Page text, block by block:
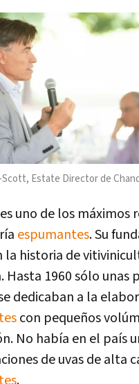
Estate Director de
uno de los máximos
espumantes. Su
la historia de
Hasta 1960 sólo unas
dedicaban a la
con pequeños
No había en el país
de uvas de alta